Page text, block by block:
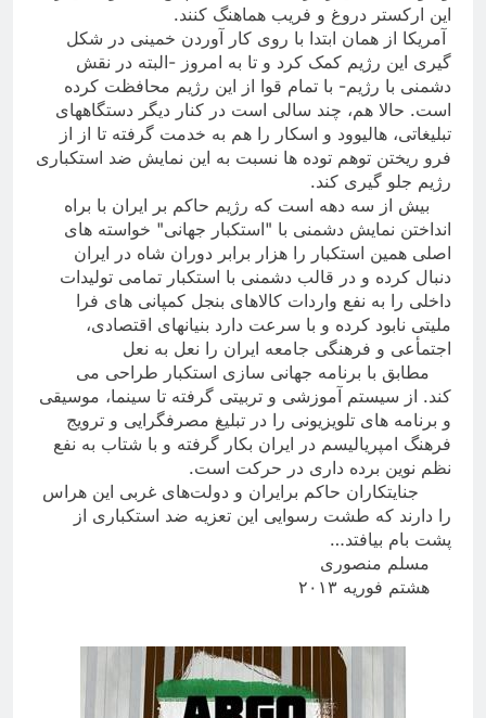
این ارکستر دروغ و فریب هماهنگ کنند.
آمریکا از همان ابتدا با روی کار آوردن خمینی در شکل
گیری این رژیم کمک کرد و تا به امروز -البته در نقش
دشمنی با رژیم- با تمام قوا از این رژیم محافظت کرده
است. حالا هم، چند سالی است در کنار دیگر دستگاههای
تبلیغاتی، هالیوود و اسکار را هم به خدمت گرفته تا از از
فرو ریختن توهم توده ها نسبت به این نمایش ضد استکباری
رژیم جلو گیری کند.
بیش از سه دهه است که رژیم حاکم بر ایران با براه
انداختن نمایش دشمنی با "استکبار جهانی" خواسته های
اصلی همین استکبار را هزار برابر دوران شاه در ایران
دنبال کرده و در قالب دشمنی با استکبار تمامی تولیدات
داخلی را به نفع واردات کالاهای بنجل کمپانی های فرا
ملیتی نابود کرده و با سرعت دارد بنیانهای اقتصادی،
اجتمأعی و فرهنگی جامعه ایران را نعل به نعل
مطابق با برنامه جهانی سازی استکبار طراحی می
کند. از سیستم آموزشی و تربیتی گرفته تا سینما، موسیقی
و برنامه های تلویزیونی را در تبلیغ مصرفگرایی و ترویج
فرهنگ امپریالیسم در ایران بکار گرفته و با شتاب به نفع
نظم نوین برده داری در حرکت است.
جنایتکاران حاکم برایران و دولت‌های غربی این هراس
را دارند که طشت رسوایی این تعزیه ضد استکباری از
پشت بام بیافتد…
مسلم منصوری
هشتم فوریه ۲۰۱۳